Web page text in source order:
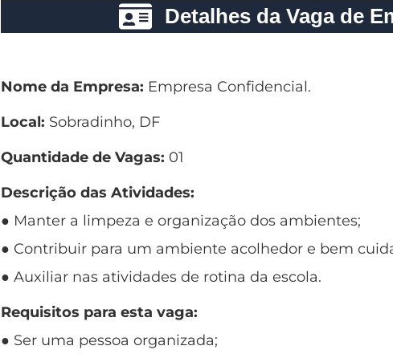
Detalhes da Vaga de
Nome da Empresa: Empresa Confidencial.
Local: Sobradinho, DF
Quantidade de Vagas: 01
Descrição das Atividades:
● Manter a limpeza e organização dos ambientes;
● Contribuir para um ambiente acolhedor e bem
● Auxiliar nas atividades de rotina da escola.
Requisitos para esta vaga:
● Ser uma pessoa organizada;